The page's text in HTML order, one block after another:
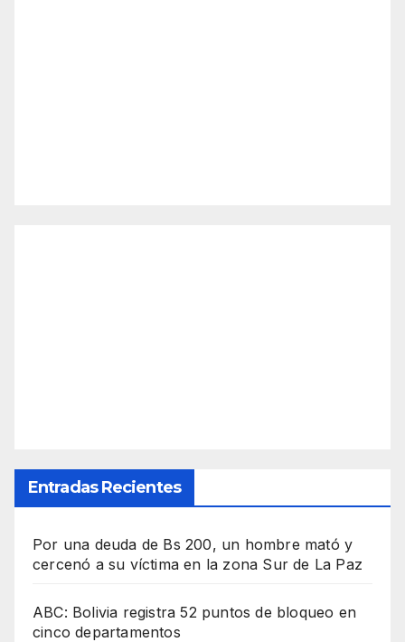
Entradas Recientes
Por una deuda de Bs 200, un hombre mató y
cercenó a su víctima en la zona Sur de La Paz
ABC: Bolivia registra 52 puntos de bloqueo en
cinco departamentos